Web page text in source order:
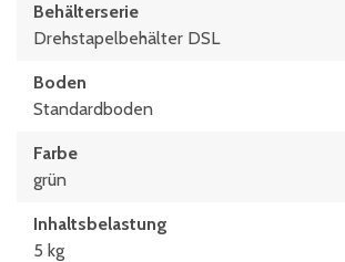
Behälterserie
Drehstapelbehälter DSL
Boden
Standardboden
Farbe
grün
Inhaltsbelastung
5 kg